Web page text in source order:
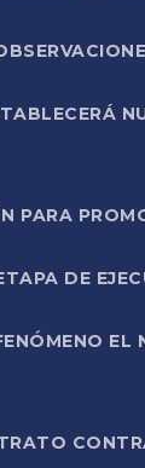
PARA
DE